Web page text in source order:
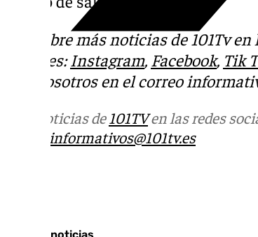
Descubre más noticias de 101Tv
sociales: Instagram, Facebook, Tik
con nosotros en el correo
Más noticias de 101TVen las redes
informativos@101tv.es